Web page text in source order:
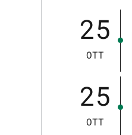
25
OTT
25
OTT